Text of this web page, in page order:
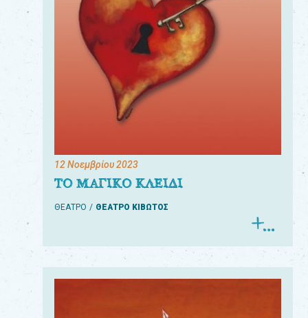
12 Νοεμβρίου 2023
ΤΟ ΜΑΓΙΚΟ ΚΛΕΙΔΙ
ΘΕΑΤΡΟ ΘΕΑΤΡΟ ΚΙΒΩΤΟΣ